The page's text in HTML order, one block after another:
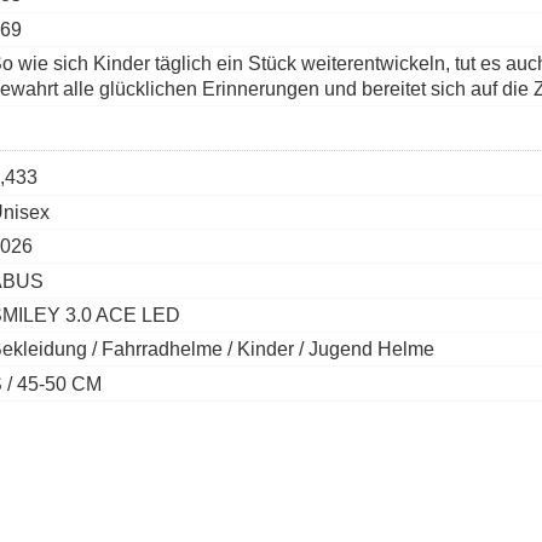
wie sich Kinder täglich ein Stück weiterentwickeln, tut es
alle glücklichen Erinnerungen und bereitet sich auf die
3.0 ACE LED
/ Fahrradhelme / Kinder / Jugend Helme
/ 45-50 CM